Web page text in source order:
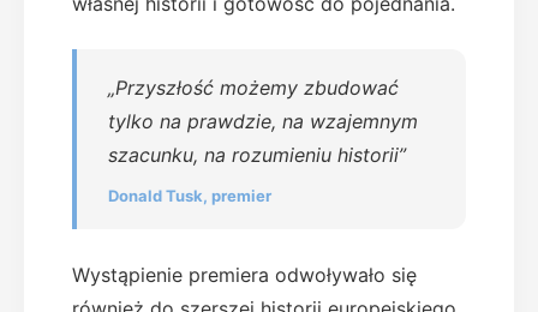
„Przyszłość możemy zbudować
tylko na prawdzie, na wzajemnym
szacunku, na rozumieniu historii”
Donald Tusk, premier
Wystąpienie premiera odwoływało się